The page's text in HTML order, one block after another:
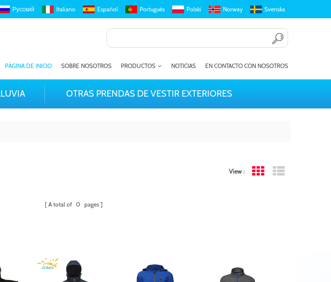
Русский Italiano Español Português Polski Norway Svenska
PÁGINA DE INICIO SOBRE NOSOTROS PRODUCTOS NOTICIAS EN CONTACTO CON NOSOTROS
OTRAS PRENDAS DE VESTIR EXTERIORES
View : Grid View
A total of 0 pages